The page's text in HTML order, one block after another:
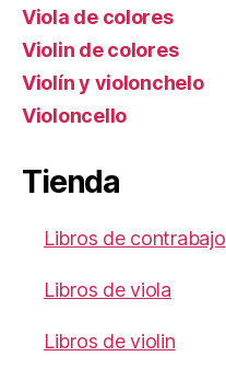
Viola de colores
Violin de colores
Violín y violonchelo
Violoncello
Tienda
Libros de contrabajo
Libros de viola
Libros de violin